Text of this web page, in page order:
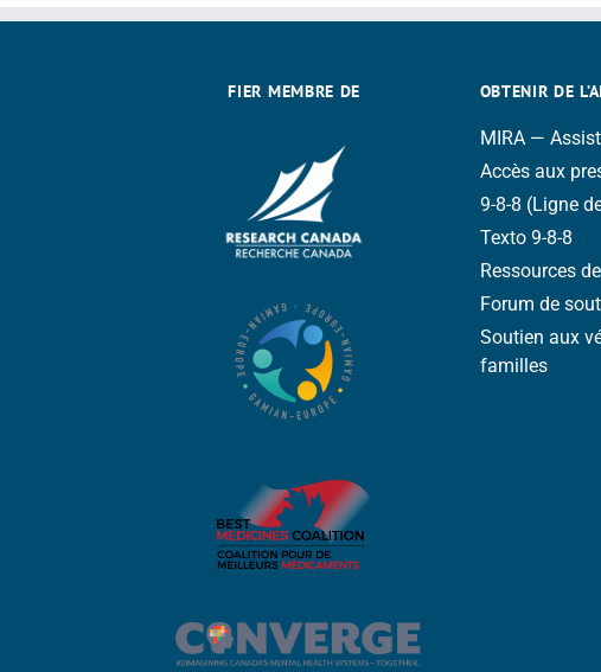
FIER MEMBRE DE OBTENIR DE
MIRA —
Accès aux
9-8-8 (Ligne
Texto 9-8-8
Ressources
Forum de
Soutien aux
familles